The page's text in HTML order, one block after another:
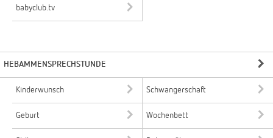
babyclub.tv
HEBAMMENSPRECHSTUNDE
Kinderwunsch Schwangerschaft
Geburt Wochenbett